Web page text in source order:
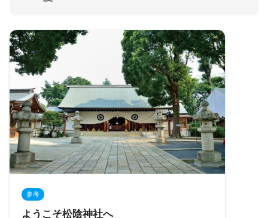
参考
ようこそ松陰神社へ